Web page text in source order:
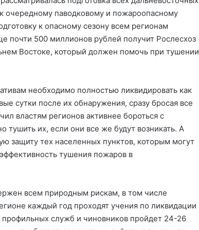
очередному паводковому и пожароопасному
к опасному сезону всем регионам
почти 500 миллионов рублей получит Рослесхоз
Востоке, который должен помочь при тушении
необходимо полностью ликвидировать как
сутки после их обнаружения, сразу бросая все
властям регионов активнее бороться с
тушить их, если они все же будут возникать. А
защиту тех населенных пунктов, которым могут
тушения пожаров в
всем природным рискам, в том числе
каждый год проходят учения по ликвидации
служб и чиновников пройдет 24-26